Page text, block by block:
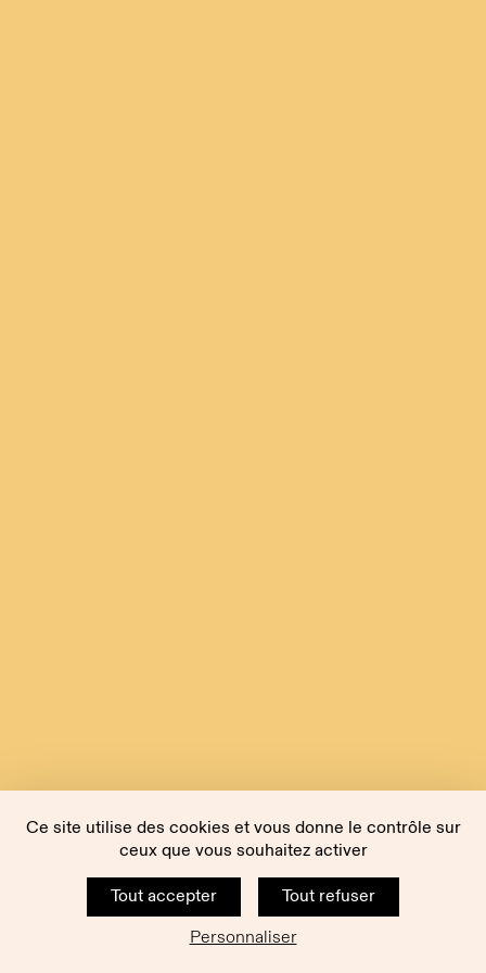
Ce site utilise des cookies et vous donne le contrôle sur
ceux que vous souhaitez activer
Tout accepter
Tout refuser
Personnaliser